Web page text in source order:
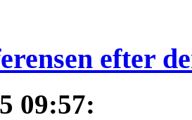
efter
09:57: